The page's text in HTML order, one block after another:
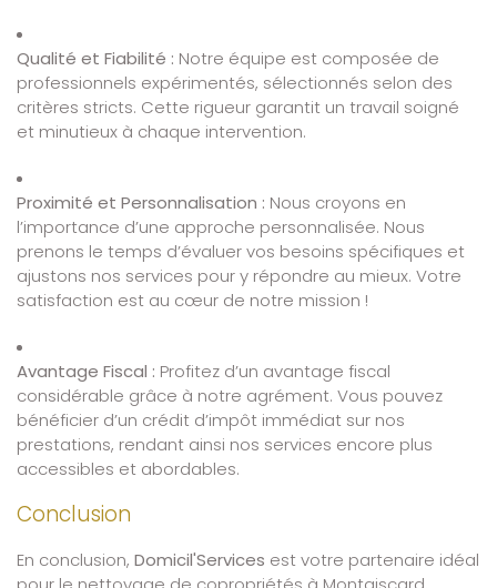
Qualité et Fiabilité : Notre équipe est composée de
professionnels expérimentés, sélectionnés selon des
critères stricts. Cette rigueur garantit un travail soigné
et minutieux à chaque intervention.
Proximité et Personnalisation : Nous croyons en
l’importance d’une approche personnalisée. Nous
prenons le temps d’évaluer vos besoins spécifiques et
ajustons nos services pour y répondre au mieux. Votre
satisfaction est au cœur de notre mission !
Avantage Fiscal : Profitez d’un avantage fiscal
considérable grâce à notre agrément. Vous pouvez
bénéficier d’un crédit d’impôt immédiat sur nos
prestations, rendant ainsi nos services encore plus
accessibles et abordables.
Conclusion
En conclusion, Domicil'Services est votre partenaire idéal